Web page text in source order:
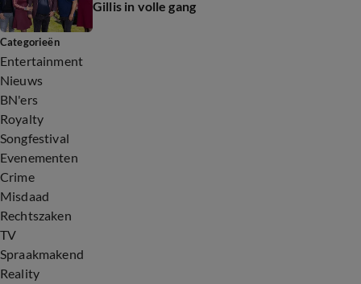
Gillis in volle gang
Categorieën
Entertainment
Nieuws
BN'ers
Royalty
Songfestival
Evenementen
Crime
Misdaad
Rechtszaken
TV
Spraakmakend
Reality